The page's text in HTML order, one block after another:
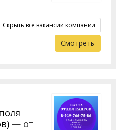
Скрыть все вакансии компании
Смотреть
— от